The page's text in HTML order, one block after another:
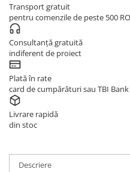
Transport gratuit
pentru comenzile de peste 500
Consultanță gratuită
indiferent de proiect
Plată în rate
card de cumpărături sau TBI Bank
Livrare rapidă
din stoc
Descriere